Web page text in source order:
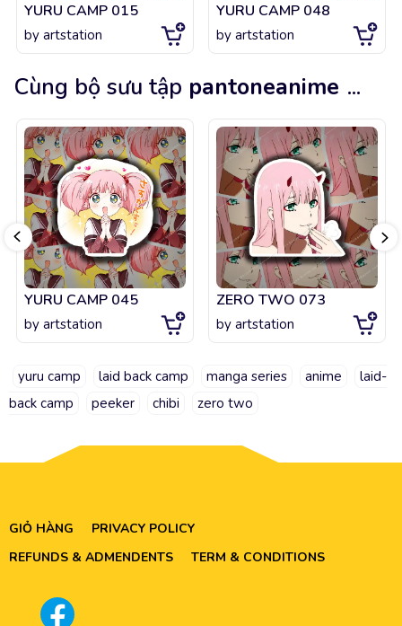
YURU CAMP 015
by artstation
YURU CAMP 048
by artstation
Cùng bộ sưu tập pantoneanime ...
YURU CAMP 045
by artstation
ZERO TWO 073
by artstation
yuru camp laid back camp manga series anime
laid-
back camp
peeker chibi zero two
GIỎ HÀNG
PRIVACY POLICY
REFUNDS & ADMENDENTS
TERM & CONDITIONS